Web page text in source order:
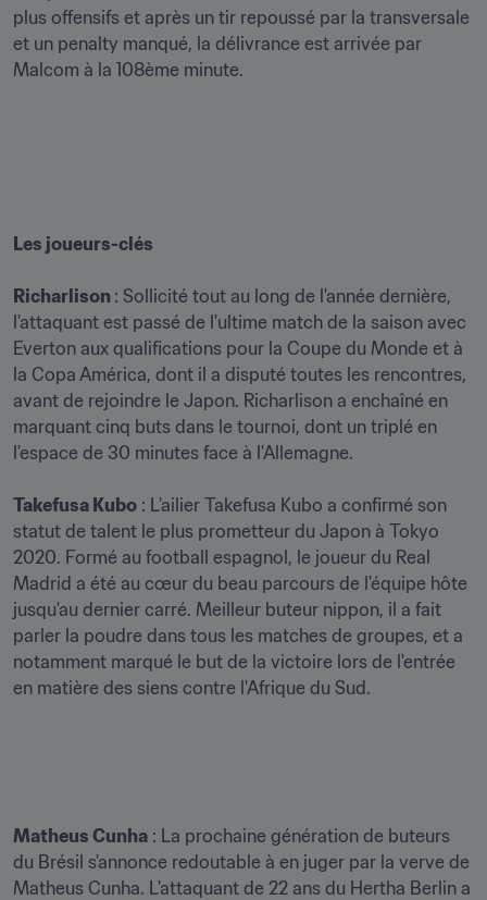
plus offensifs et après un tir repoussé par la transversale
et un penalty manqué, la délivrance est arrivée par
Malcom à la 108ème minute.
Les joueurs-clés
Richarlison : Sollicité tout au long de l'année dernière,
l'attaquant est passé de l'ultime match de la saison avec
Everton aux qualifications pour la Coupe du Monde et à
la Copa América, dont il a disputé toutes les rencontres,
avant de rejoindre le Japon. Richarlison a enchaîné en
marquant cinq buts dans le tournoi, dont un triplé en
l'espace de 30 minutes face à l'Allemagne.
Takefusa Kubo : L'ailier Takefusa Kubo a confirmé son
statut de talent le plus prometteur du Japon à Tokyo
2020. Formé au football espagnol, le joueur du Real
Madrid a été au cœur du beau parcours de l'équipe hôte
jusqu'au dernier carré. Meilleur buteur nippon, il a fait
parler la poudre dans tous les matches de groupes, et a
notamment marqué le but de la victoire lors de l'entrée
en matière des siens contre l'Afrique du Sud.
Matheus Cunha : La prochaine génération de buteurs
du Brésil s'annonce redoutable à en juger par la verve de
Matheus Cunha. L'attaquant de 22 ans du Hertha Berlin a